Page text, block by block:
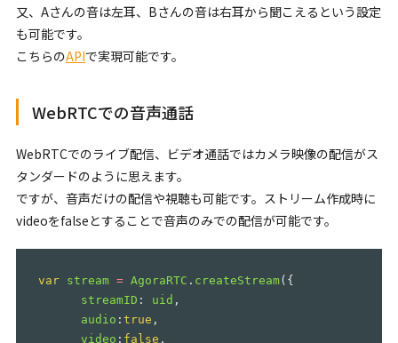
又、Aさんの音は左耳、Bさんの音は右耳から聞こえるという設定
も可能です。
こちらのAPIで実現可能です。
WebRTCでの音声通話
WebRTCでのライブ配信、ビデオ通話ではカメラ映像の配信がス
タンダードのように思えます。
ですが、音声だけの配信や視聴も可能です。ストリーム作成時に
videoをfalseとすることで音声のみでの配信が可能です。
var stream = AgoraRTC . createStream({
streamID : uid ,
audio :true ,
video : false ,